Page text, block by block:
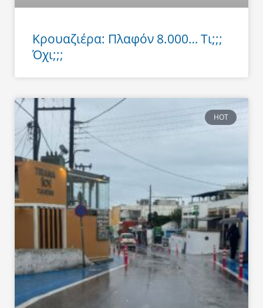
Κρουαζιέρα: Πλαφόν 8.000… Τι;;;
Όχι;;;
HOT